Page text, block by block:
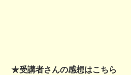
★受講者さんの感想はこちら